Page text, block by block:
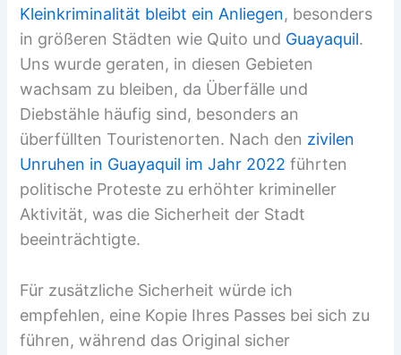
Kleinkriminalität bleibt ein Anliegen, besonders
in größeren Städten wie Quito und Guayaquil.
Uns wurde geraten, in diesen Gebieten
wachsam zu bleiben, da Überfälle und
Diebstähle häufig sind, besonders an
überfüllten Touristenorten. Nach den zivilen
Unruhen in Guayaquil im Jahr 2022 führten
politische Proteste zu erhöhter krimineller
Aktivität, was die Sicherheit der Stadt
beeinträchtigte.
Für zusätzliche Sicherheit würde ich
empfehlen, eine Kopie Ihres Passes bei sich zu
führen, während das Original sicher